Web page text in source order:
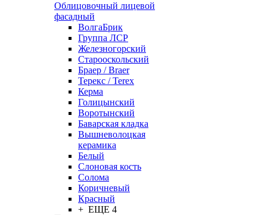
Облицовочный лицевой
фасадный
ВолгаБрик
Группа ЛСР
Железногорский
Старооскольский
Браер / Braer
Терекс / Terex
Керма
Голицынский
Воротынский
Баварская кладка
Вышневолоцкая
керамика
Белый
Слоновая кость
Солома
Коричневый
Красный
+ ЕЩЕ 4